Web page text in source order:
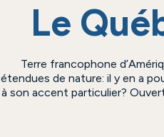
Le
Terre francophone
étendues de nature: il y en a
à son accent particulier?